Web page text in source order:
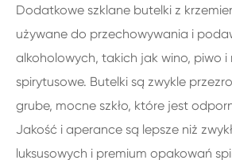
Dodatkowe szklane butelki z
używane do przechowywania i
alkoholowych, takich jak wino, piwo i
spirytusowe. Butelki są zwykle
grube, mocne szkło, które jest
Jakość i aperance są lepsze niż
luksusowych i premium opakowań